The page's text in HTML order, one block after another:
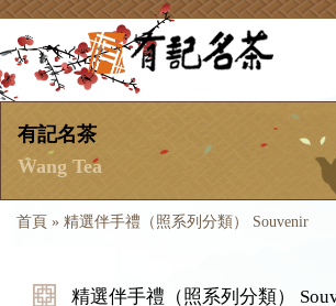
有記名茶
Wang Tea
首頁 » 精選伴手禮（照系列分類） Souvenir
精選伴手禮（照系列分類）